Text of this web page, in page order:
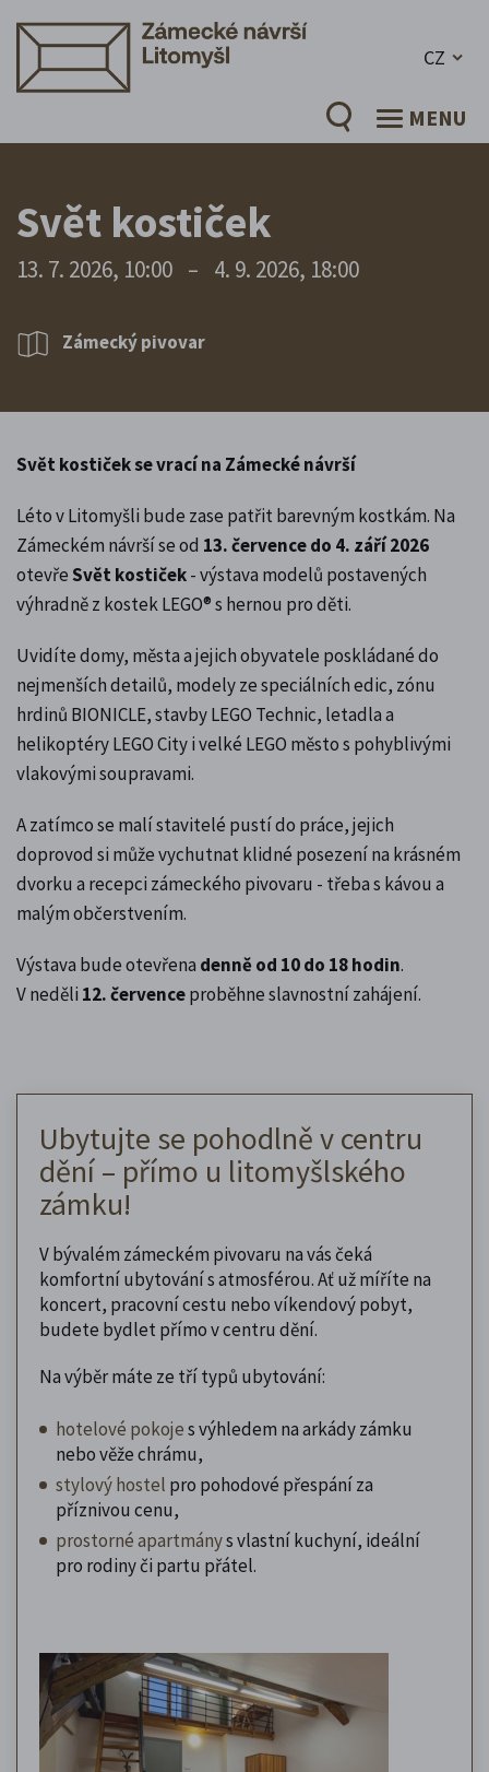
CZ
MENU
Svět kostiček
13. 7. 2026, 10:00 – 4. 9. 2026, 18:00
Zámecký pivovar
Svět kostiček se vrací na Zámecké návrší
Léto v Litomyšli bude zase patřit barevným kostkám. Na
Zámeckém návrší se od 13. července do 4. září 2026
otevřeSvět kostiček- výstava modelů postavených
výhradně z kostek LEGO® s hernou pro děti.
Uvidíte domy, města a jejich obyvatele poskládané do
nejmenších detailů, modely ze speciálních edic, zónu
hrdinů BIONICLE, stavby LEGO Technic, letadla a
helikoptéry LEGO City i velké LEGO město s pohyblivými
vlakovými soupravami.
A zatímco se malí stavitelé pustí do práce, jejich
doprovod si může vychutnat klidné posezení na krásném
dvorku a recepci zámeckého pivovaru - třeba s kávou a
malým občerstvením.
Výstava bude otevřena denně od 10 do 18 hodin.
V neděli 12. červenceproběhne slavnostní zahájení.
Ubytujte se pohodlně v centru
dění – přímo u litomyšlského
zámku!
V bývalém zámeckém pivovaru na vás čeká
komfortní ubytování s atmosférou. Ať už míříte na
koncert, pracovní cestu nebo víkendový pobyt,
budete bydlet přímo v centru dění.
Na výběr máte ze tří typů ubytování:
hotelové pokojes výhledem na arkády zámku
nebo věže chrámu,
stylový hostel pro pohodové přespání za
příznivou cenu,
prostorné apartmánys vlastní kuchyní, ideální
pro rodiny či partu přátel.